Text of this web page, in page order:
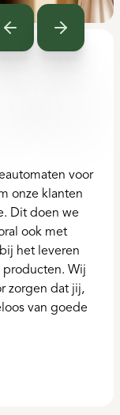
voor
onze klanten
Dit doen we
ook met
het leveren
Wij
zorgen dat jij,
van goede
Previous Next